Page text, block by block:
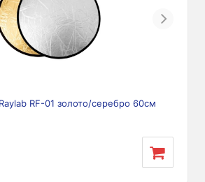
Next
RF-01 золото/серебро 60см